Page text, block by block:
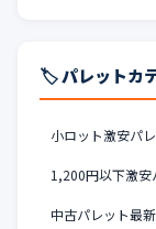
🏷️ パレットカ
小ロット激安パ
1,200円以下激安
中古パレット最